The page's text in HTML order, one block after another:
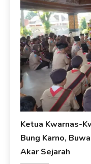
Ketua Kwarnas-
Bung Karno,
Akar Sejarah